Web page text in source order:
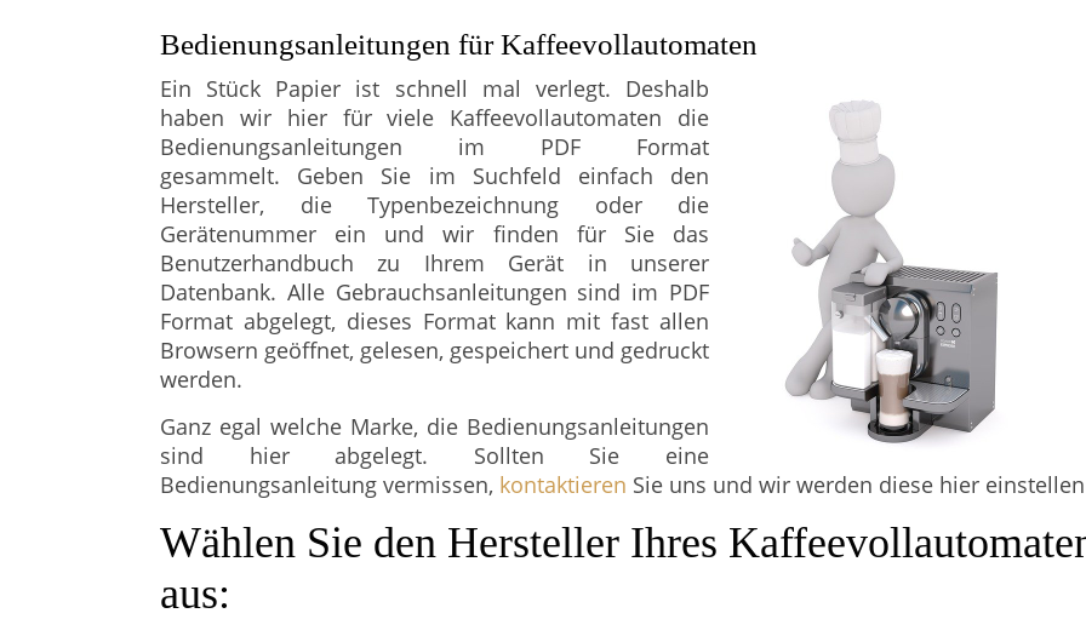
Bedienungsanleitungen für Kaffeevollautomaten
Ein Stück Papier ist schnell mal verlegt. Deshalb
haben wir hier für viele Kaffeevollautomaten die
Bedienungsanleitungen im PDF Format
gesammelt. Geben Sie im Suchfeld einfach den
Hersteller, die Typenbezeichnung oder die
Gerätenummer ein und wir finden für Sie das
Benutzerhandbuch zu Ihrem Gerät in unserer
Datenbank. Alle Gebrauchsanleitungen sind im PDF
Format abgelegt, dieses Format kann mit fast allen
Browsern geöffnet, gelesen, gespeichert und gedruckt
werden.
Ganz egal welche Marke, die Bedienungsanleitungen
sind hier abgelegt. Sollten Sie eine
Bedienungsanleitung vermissen, kontaktieren Sie uns und wir werden diese hier
Wählen Sie den Hersteller Ihres
aus: